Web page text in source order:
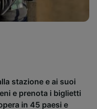
stazione e ai suoi
e prenota i biglietti
in 45 paesi e